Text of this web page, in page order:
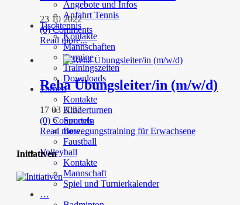
Angebote und Infos
Anfahrt Tennis
Tischtennis
Kontakte
Mannschaften
Termine
Trainingszeiten
Downloads
Turnen
Kontakte
Kinderturnen
Sporteln
Bewegungstraining für Erwachsene
Faustball
Volleyball
Kontakte
Mannschaft
Spiel und Turnierkalender
…
23 10 2022
(0) Comments
Read more...
Reha Übungsleiter/in (m/w/d)
17 03 2022
(0) Comments
Read more...
Initiativen